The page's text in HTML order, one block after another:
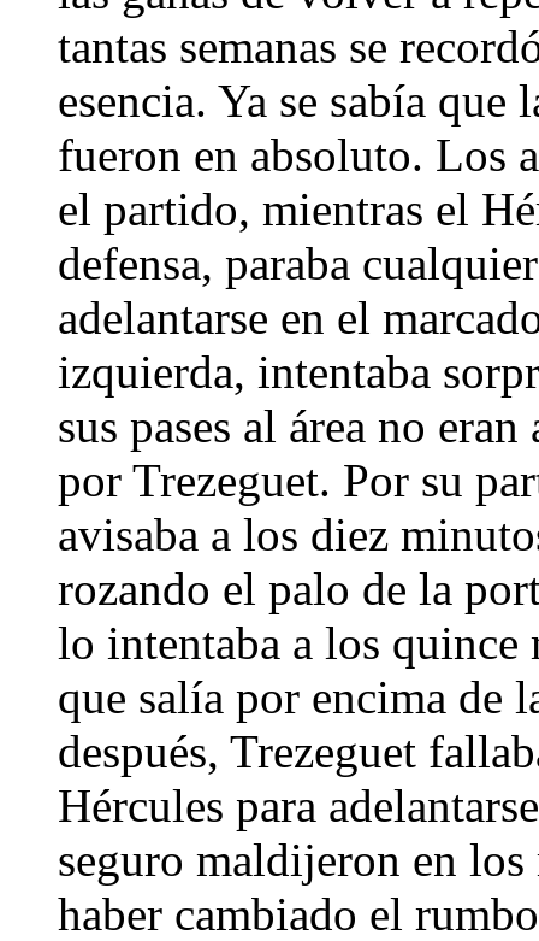
tantas semanas se
esencia. Ya se sabía
fueron en absoluto. Los
el partido, mientras el
defensa, paraba
adelantarse en el
izquierda, intentaba
sus pases al área no
por Trezeguet. Por su
avisaba a los diez
rozando el palo de la
lo intentaba a los
que salía por encima de
después, Trezeguet
Hércules para
seguro maldijeron en
haber cambiado el